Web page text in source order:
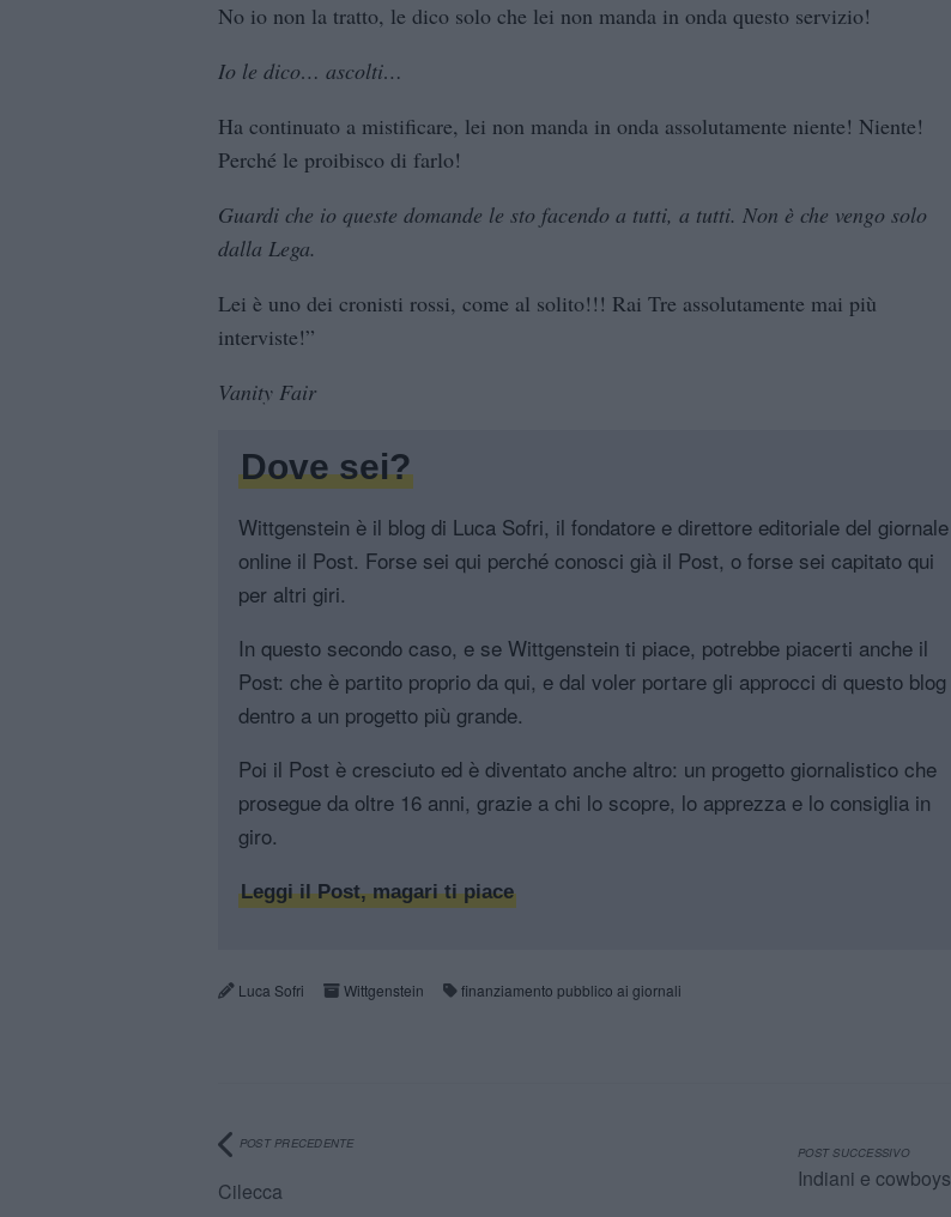
No io non la tratto, le dico solo che lei non manda in onda questo servizio!
Io le dico… ascolti…
Ha continuato a mistificare, lei non manda in onda assolutamente niente! Niente!
Perché le proibisco di farlo!
Guardi che io queste domande le sto facendo a tutti, a tutti. Non è che vengo solo
dalla Lega.
Lei è uno dei cronisti rossi, come al solito!!! Rai Tre assolutamente mai più
interviste!”
Vanity Fair
Dove sei?
Wittgenstein è il blog di Luca Sofri, il fondatore e direttore editoriale del giornale
online il Post. Forse sei qui perché conosci già il Post, o forse sei capitato qui
per altri giri.
In questo secondo caso, e se Wittgenstein ti piace, potrebbe piacerti anche il
Post: che è partito proprio da qui, e dal voler portare gli approcci di questo blog
dentro a un progetto più grande.
Poi il Post è cresciuto ed è diventato anche altro: un progetto giornalistico che
prosegue da oltre 16 anni, grazie a chi lo scopre, lo apprezza e lo consiglia in
giro.
Leggi il Post, magari ti piace
Luca Sofri Wittgenstein finanziamento pubblico ai giornali
POST PRECEDENTE
Cilecca
POST SUCCESSIVO
Indiani e cowboys